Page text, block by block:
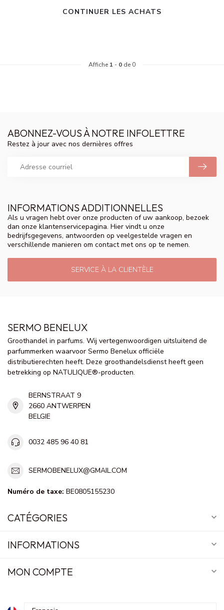
CONTINUER LES ACHATS
Affiche 1 - 0 de 0
INFORMATIONS ADDITIONNELLES
Als u vragen hebt over onze producten of uw aankoop, bezoek
dan onze klantenservicepagina. Hier vindt u onze
bedrijfsgegevens, antwoorden op veelgestelde vragen en
verschillende manieren om contact met ons op te nemen.
SERVICE À LA CLIENTÈLE
ABONNEZ-VOUS À NOTRE INFOLETTRE
Restez à jour avec nos dernières offres
SERMO BENELUX
Groothandel in parfums. Wij vertegenwoordigen uitsluitend de
parfummerken waarvoor Sermo Benelux officiële
distributierechten heeft. Deze groothandelsdienst heeft geen
betrekking op NATULIQUE®-producten.
BERNSTRAAT 9
2660 ANTWERPEN
BELGIE
0032 485 96 40 81
SERMOBENELUX@GMAIL.COM
Numéro de taxe: BE0805155230
CATÉGORIES
INFORMATIONS
MON COMPTE